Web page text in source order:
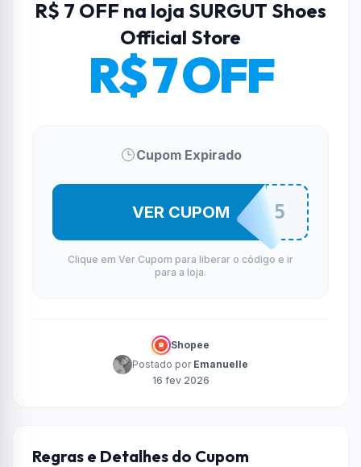
R$ 7 OFF na loja SURGUT Shoes
Official Store
R$ 7 OFF
Cupom Expirado
SURGUT005
VER CUPOM
Clique em Ver Cupom para liberar o código e ir
para a loja.
Shopee
Postado por Emanuelle
16 fev 2026
Regras e Detalhes do Cupom